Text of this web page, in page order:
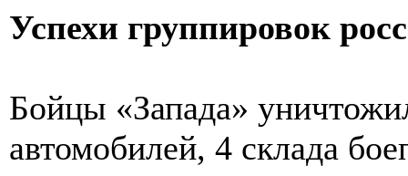
Успехи группировок
Бойцы «Запада»
автомобилей, 4 склада